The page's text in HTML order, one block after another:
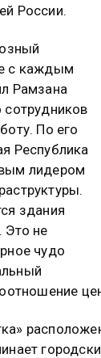
России.
с каждым
Рамзана
сотрудников
По его
Республика
лидером
здания
Это не
чудо